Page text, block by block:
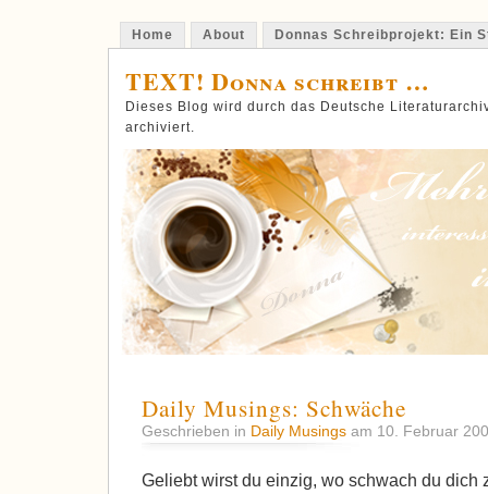
Home About Donnas Schreibprojekt: Ein
TEXT! Donna schreibt …
Dieses Blog wird durch das Deutsche
archiviert.
Daily Musings: Schwäche
Geschrieben in Daily Musings am 10. Februar
Geliebt wirst du einzig, wo schwach du dich